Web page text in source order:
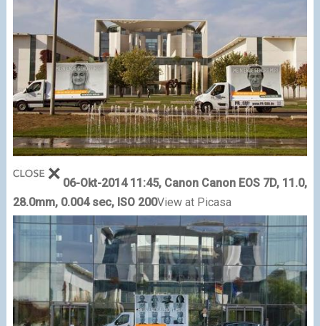
06-Okt-2014 11:45, Canon Canon EOS 7D, 11.0,
28.0mm, 0.004 sec, ISO 200View at Picasa